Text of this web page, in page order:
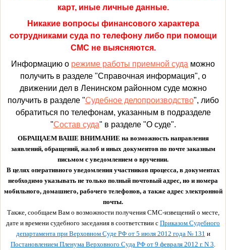
карт, иные личные данные.
Никакие вопросы финансового характера
сотрудниками суда по телефону либо при помощи
СМС не выясняются.
Информацию о режиме работы приемной суда можно
получить в разделе "Справочная информация", о
движении дел в Ленинском районном суде можно
получить в разделе "Судебное делопроизводство", либо
обратиться по телефонам, указанным в подразделе
"Состав суда" в разделе "О суде".
ОБРАЩАЕМ ВАШЕ ВНИМАНИЕ на возможность направления
заявлений, обращений, жалоб и иных документов по почте заказным
письмом с уведомлением о вручении.
В целях оперативного уведомления участников процесса, в документах
необходимо указывать не только полный почтовый адрес, но и номера
мобильного, домашнего, рабочего телефонов, а также адрес электронной
почты.
Также, сообщаем Вам о возможности получения СМС-извещений о месте,
дате и времени судебного заседания в соответствии с Приказом Судебного
департамента при Верховном Суде РФ от 5 июля 2012 года № 131 и
Постановлением Пленума Верховного Суда РФ от 9 февраля 2012 г. N 3